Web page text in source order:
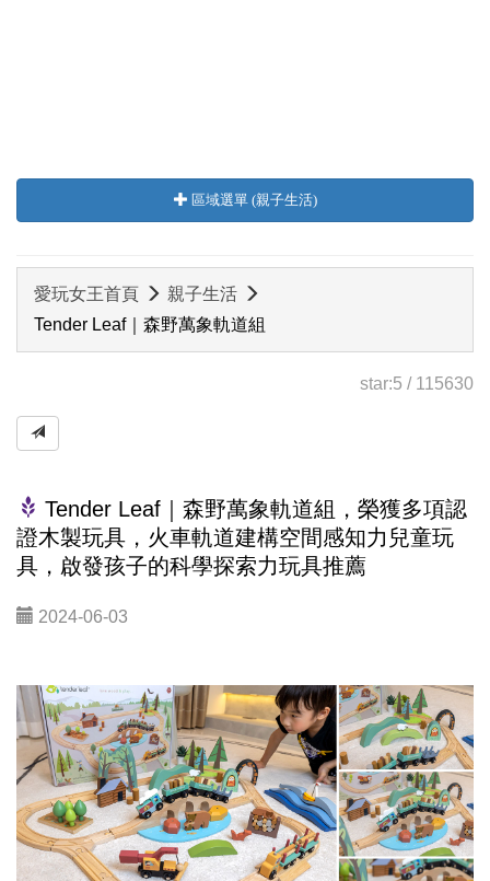
區域選單 (親子生活)
愛玩女王首頁
親子生活
Tender Leaf｜森野萬象軌道組
star:5 / 115630
Tender Leaf｜森野萬象軌道組，榮獲多項認
證木製玩具，火車軌道建構空間感知力兒童玩
具，啟發孩子的科學探索力玩具推薦
2024-06-03